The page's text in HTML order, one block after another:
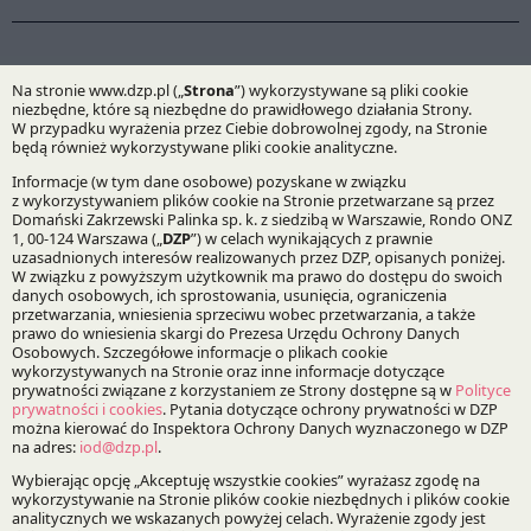
Finansowanie magazynów energii –
perspektywa lokalna i globalna
Konferencja | 16.04.2026
Eksperci omówią kluczowe zagadnienia związane
z finansowaniem magazynów energii, istotne zarówno
z perspektywy polskiej, jak i międzynarodowej.
DZP ponownie w czołówce międzynarodowego
rankingu – wyniki Legal 500 EMEA 2026
Aktualność | 25.03.2026
W tegorocznym zestawieniu opublikowanym przez Legal
500 rekomendowanych jest 49 naszych ekspertów oraz
19 zespołów prawnych.